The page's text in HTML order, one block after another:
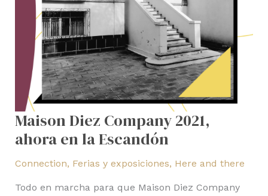
Maison Diez Company 2021,
ahora en la Escandón
Connection, Ferias y exposiciones, Here and there
Todo en marcha para que Maison Diez Company